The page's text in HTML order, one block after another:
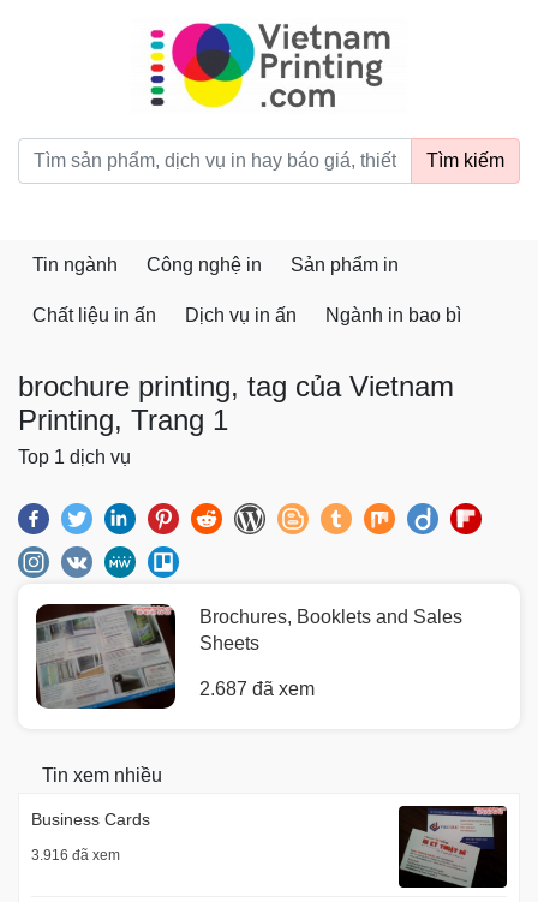
vietnamprinting.com
Tìm kiếm
Tin ngành Công nghệ in Sản phẩm in
Chất liệu in ấn Dịch vụ in ấn Ngành in bao bì
brochure printing, tag của Vietnam
Printing, Trang 1
Top 1 dịch vụ
Brochures, Booklets and Sales
Sheets
2.687 đã xem
Tin xem nhiều
Business Cards
3.916 đã xem